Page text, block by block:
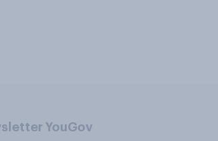
YouGov